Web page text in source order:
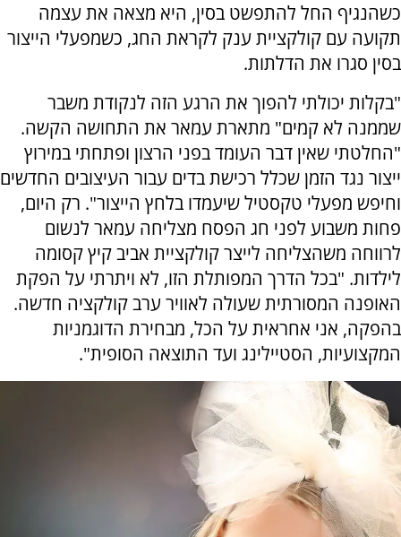
כשהנגיף החל להתפשט בסין, היא מצאה את עצמה
תקועה עם קולקציית ענק לקראת החג, כשמפעלי הייצור
בסין סגרו את הדלתות.
"בקלות יכולתי להפוך את הרגע הזה לנקודת משבר
שממנה לא קמים" מתארת עמאר את התחושה הקשה.
"החלטתי שאין דבר העומד בפני הרצון ופתחתי במירוץ
ייצור נגד הזמן שכלל רכישת בדים עבור העיצובים החדשים
וחיפש מפעלי טקסטיל שיעמדו בלחץ הייצור". רק היום,
פחות משבוע לפני חג הפסח מצליחה עמאר לנשום
לרווחה משהצליחה לייצר קולקציית אביב קיץ קסומה
לילדות. "בכל הדרך המפותלת הזו, לא ויתרתי על הפקת
האופנה המסורתית שעולה לאוויר ערב קולקציה חדשה.
בהפקה, אני אחראית על הכל, מבחירת הדוגמניות
המקצועיות, הסטיילינג ועד התוצאה הסופית".